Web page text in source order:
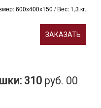
600х400х150 / Вес: 1,3 кг.
ЗАКАЗАТЬ
310 руб. 00